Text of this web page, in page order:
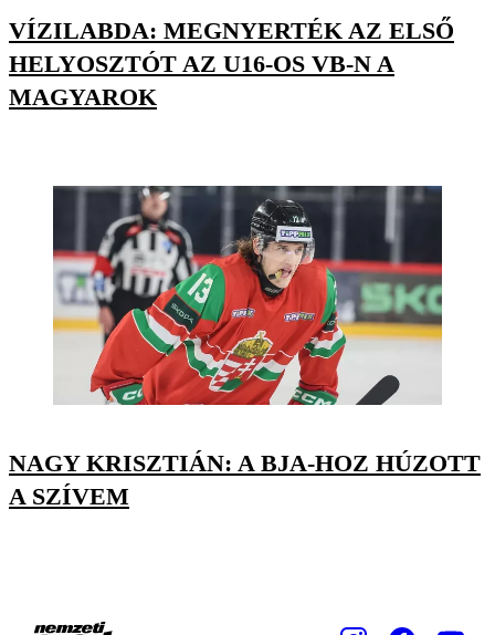
VÍZILABDA: MEGNYERTÉK AZ ELSŐ
HELYOSZTÓT AZ U16-OS VB-N A
MAGYAROK
NAGY KRISZTIÁN: A BJA-HOZ HÚZOTT
A SZÍVEM